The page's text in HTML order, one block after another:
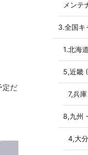
定だ
メンテ
3.全国キ
1.北海
5,近畿
7,兵
8,九州
4,大